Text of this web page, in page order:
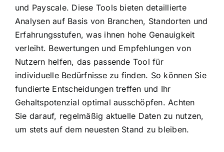
und Payscale. Diese Tools bieten detaillierte
Analysen auf Basis von Branchen, Standorten und
Erfahrungsstufen, was ihnen hohe Genauigkeit
verleiht. Bewertungen und Empfehlungen von
Nutzern helfen, das passende Tool für
individuelle Bedürfnisse zu finden. So können Sie
fundierte Entscheidungen treffen und Ihr
Gehaltspotenzial optimal ausschöpfen. Achten
Sie darauf, regelmäßig aktuelle Daten zu nutzen,
um stets auf dem neuesten Stand zu bleiben.